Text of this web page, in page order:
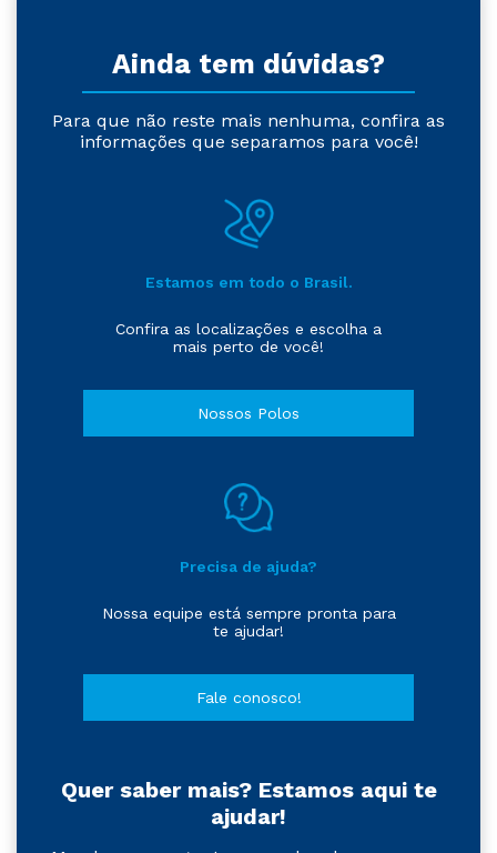
Ainda tem dúvidas?
Para que não reste mais nenhuma, confira as
informações que separamos para você!
Estamos em todo o Brasil.
Confira as localizações e escolha a
mais perto de você!
Nossos Polos
Precisa de ajuda?
Nossa equipe está sempre pronta para
te ajudar!
Fale conosco!
Quer saber mais? Estamos aqui te
ajudar!